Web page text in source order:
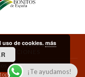
PARTNERS
derechos reservados.
¡Te ayudamos!
uso de cookies.más